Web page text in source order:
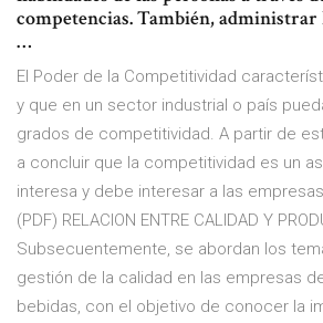
competencias. También, administrar
…
El Poder de la Competitividad
y que en un sector industrial o país
grados de competitividad. A partir de
a concluir que la competitividad es un
interesa y debe interesar a las
(PDF) RELACION ENTRE CALIDAD Y
Subsecuentemente, se abordan los
gestión de la calidad en las empresas
bebidas, con el objetivo de conocer la